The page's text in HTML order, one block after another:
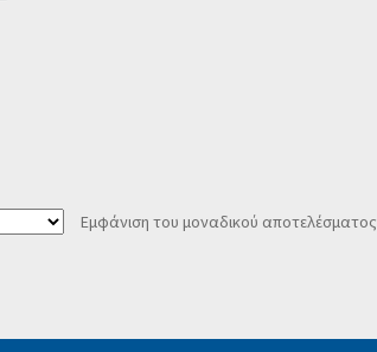
Εμφάνιση του μοναδικού αποτελέσματος